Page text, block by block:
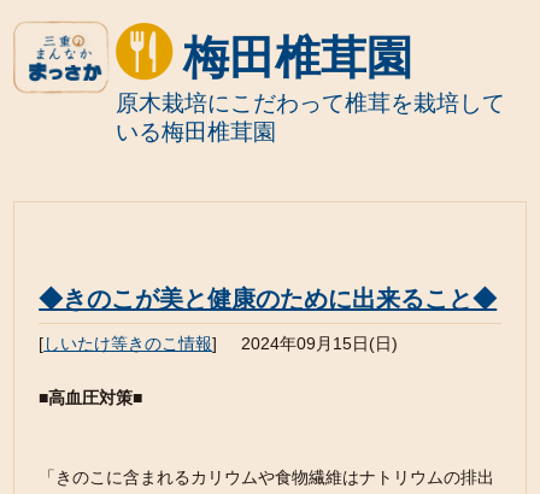
梅田椎茸園
原木栽培にこだわって椎茸を栽培して
いる梅田椎茸園
◆きのこが美と健康のために出来ること◆
[しいたけ等きのこ情報] 2024年09月15日(日)
■高血圧対策■
「きのこに含まれるカリウムや食物繊維はナトリウムの排出